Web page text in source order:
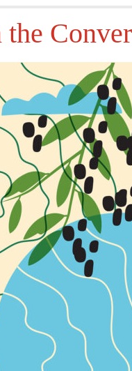
the